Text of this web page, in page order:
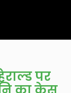
पर